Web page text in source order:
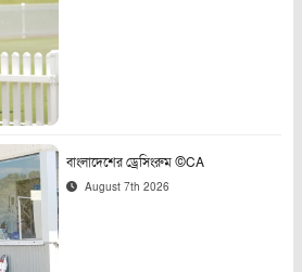
বাংলাদেশের ড্রেসিংরুম ©CA
August 7th 2026